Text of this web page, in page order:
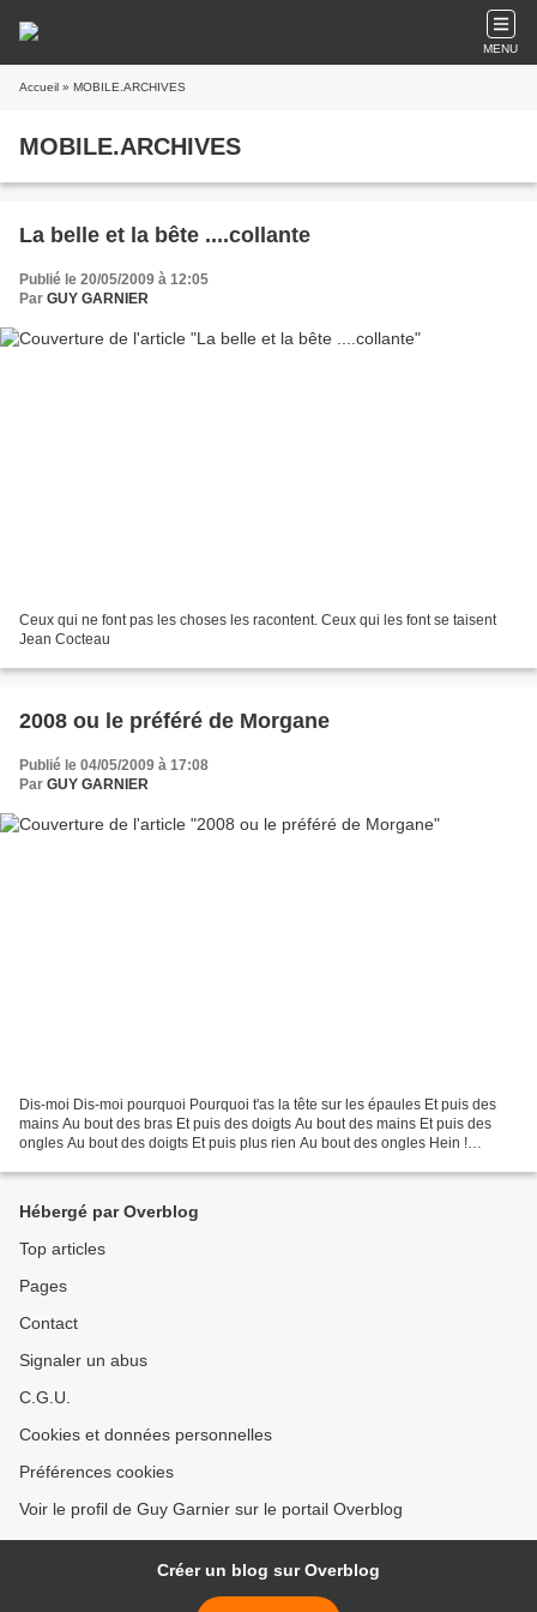
MENU
Accueil » MOBILE.ARCHIVES
MOBILE.ARCHIVES
La belle et la bête ....collante
Publié le 20/05/2009 à 12:05
Par GUY GARNIER
Ceux qui ne font pas les choses les racontent. Ceux qui les font se taisent
Jean Cocteau
2008 ou le préféré de Morgane
Publié le 04/05/2009 à 17:08
Par GUY GARNIER
Dis-moi Dis-moi pourquoi Pourquoi t'as la tête sur les épaules Et puis des
mains Au bout des bras Et puis des doigts Au bout des mains Et puis des
ongles Au bout des doigts Et puis plus rien Au bout des ongles Hein !
Hébergé par Overblog
Top articles
Pages
Contact
Signaler un abus
C.G.U.
Cookies et données personnelles
Préférences cookies
Voir le profil de Guy Garnier sur le portail Overblog
Créer un blog sur Overblog